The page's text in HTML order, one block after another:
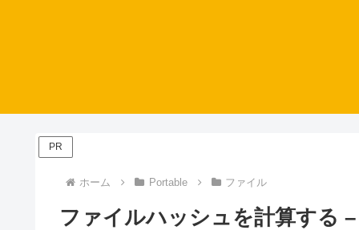
PR
ホーム Portable ファイル
ファイルハッシュを計算する